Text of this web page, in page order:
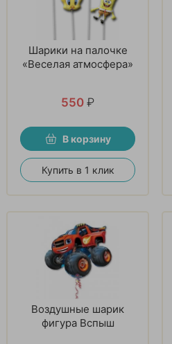
Шарики на палочке
«Веселая атмосфера»
550 ₽
В корзину
Купить в 1 клик
Воздушные шарик
фигура Вспыш